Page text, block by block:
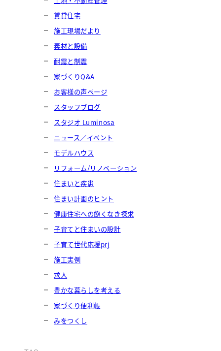
賃貸住宅
施工現場だより
素材と設備
耐震と制震
家づくりQ&A
お客様の声ページ
スタッフブログ
スタジオ Luminosa
ニュース／イベント
モデルハウス
リフォーム/リノベーション
住まいと疾患
住まい計画のヒント
健康住宅への飽くなき探求
子育てと住まいの設計
子育て世代応援prj
施工実例
求人
豊かな暮らしを考える
家づくり便利帳
みをつくし